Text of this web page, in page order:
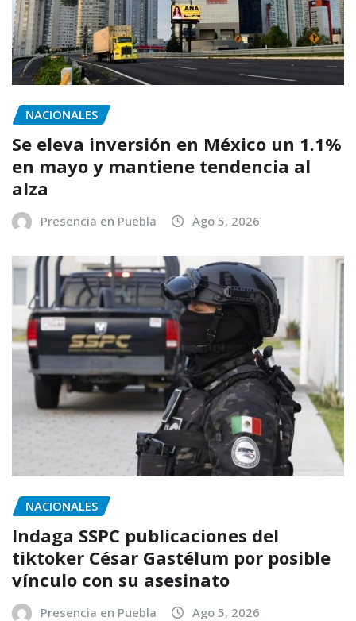
NACIONALES
Se eleva inversión en México un 1.1%
en mayo y mantiene tendencia al
alza
Presencia en Puebla Ago 5, 2026
NACIONALES
Indaga SSPC publicaciones del
tiktoker César Gastélum por posible
vínculo con su asesinato
Presencia en Puebla Ago 5, 2026